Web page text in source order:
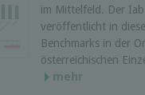
im Mittelfeld. Der Iab
veröffentlicht in
Benchmarks in der
österreichischen
mehr